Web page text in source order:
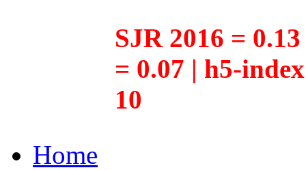
SJR 2016 =
= 0.07 | h5-
10
Home